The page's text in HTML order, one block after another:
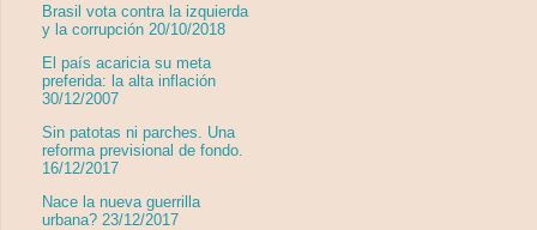
Brasil vota contra la izquierda
y la corrupción 20/10/2018
El país acaricia su meta
preferida: la alta inflación
30/12/2007
Sin patotas ni parches. Una
reforma previsional de fondo.
16/12/2017
Nace la nueva guerrilla
urbana? 23/12/2017